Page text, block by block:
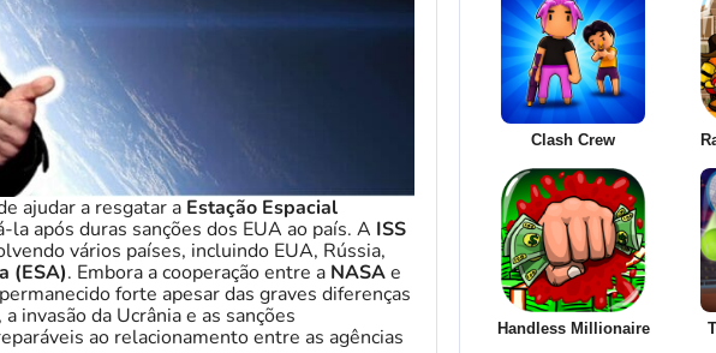
ajudar a resgatar a Estação Espacial
la após duras sanções dos EUA ao país. A ISS
vários países, incluindo EUA, Rússia,
(ESA). Embora a cooperação entre a NASAe
forte apesar das graves diferenças
invasão da Ucrânia e as sanções
​​ao relacionamento entre as agências
Clash Crew
Handless Millionaire